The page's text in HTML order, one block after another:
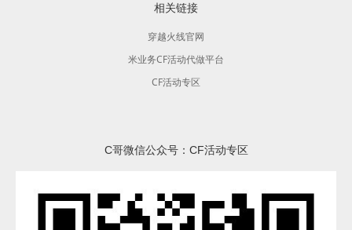
相关链接
穿越火线官网
米业务CF活动代做平台
CF活动专区
C哥微信公众号：CF活动专区